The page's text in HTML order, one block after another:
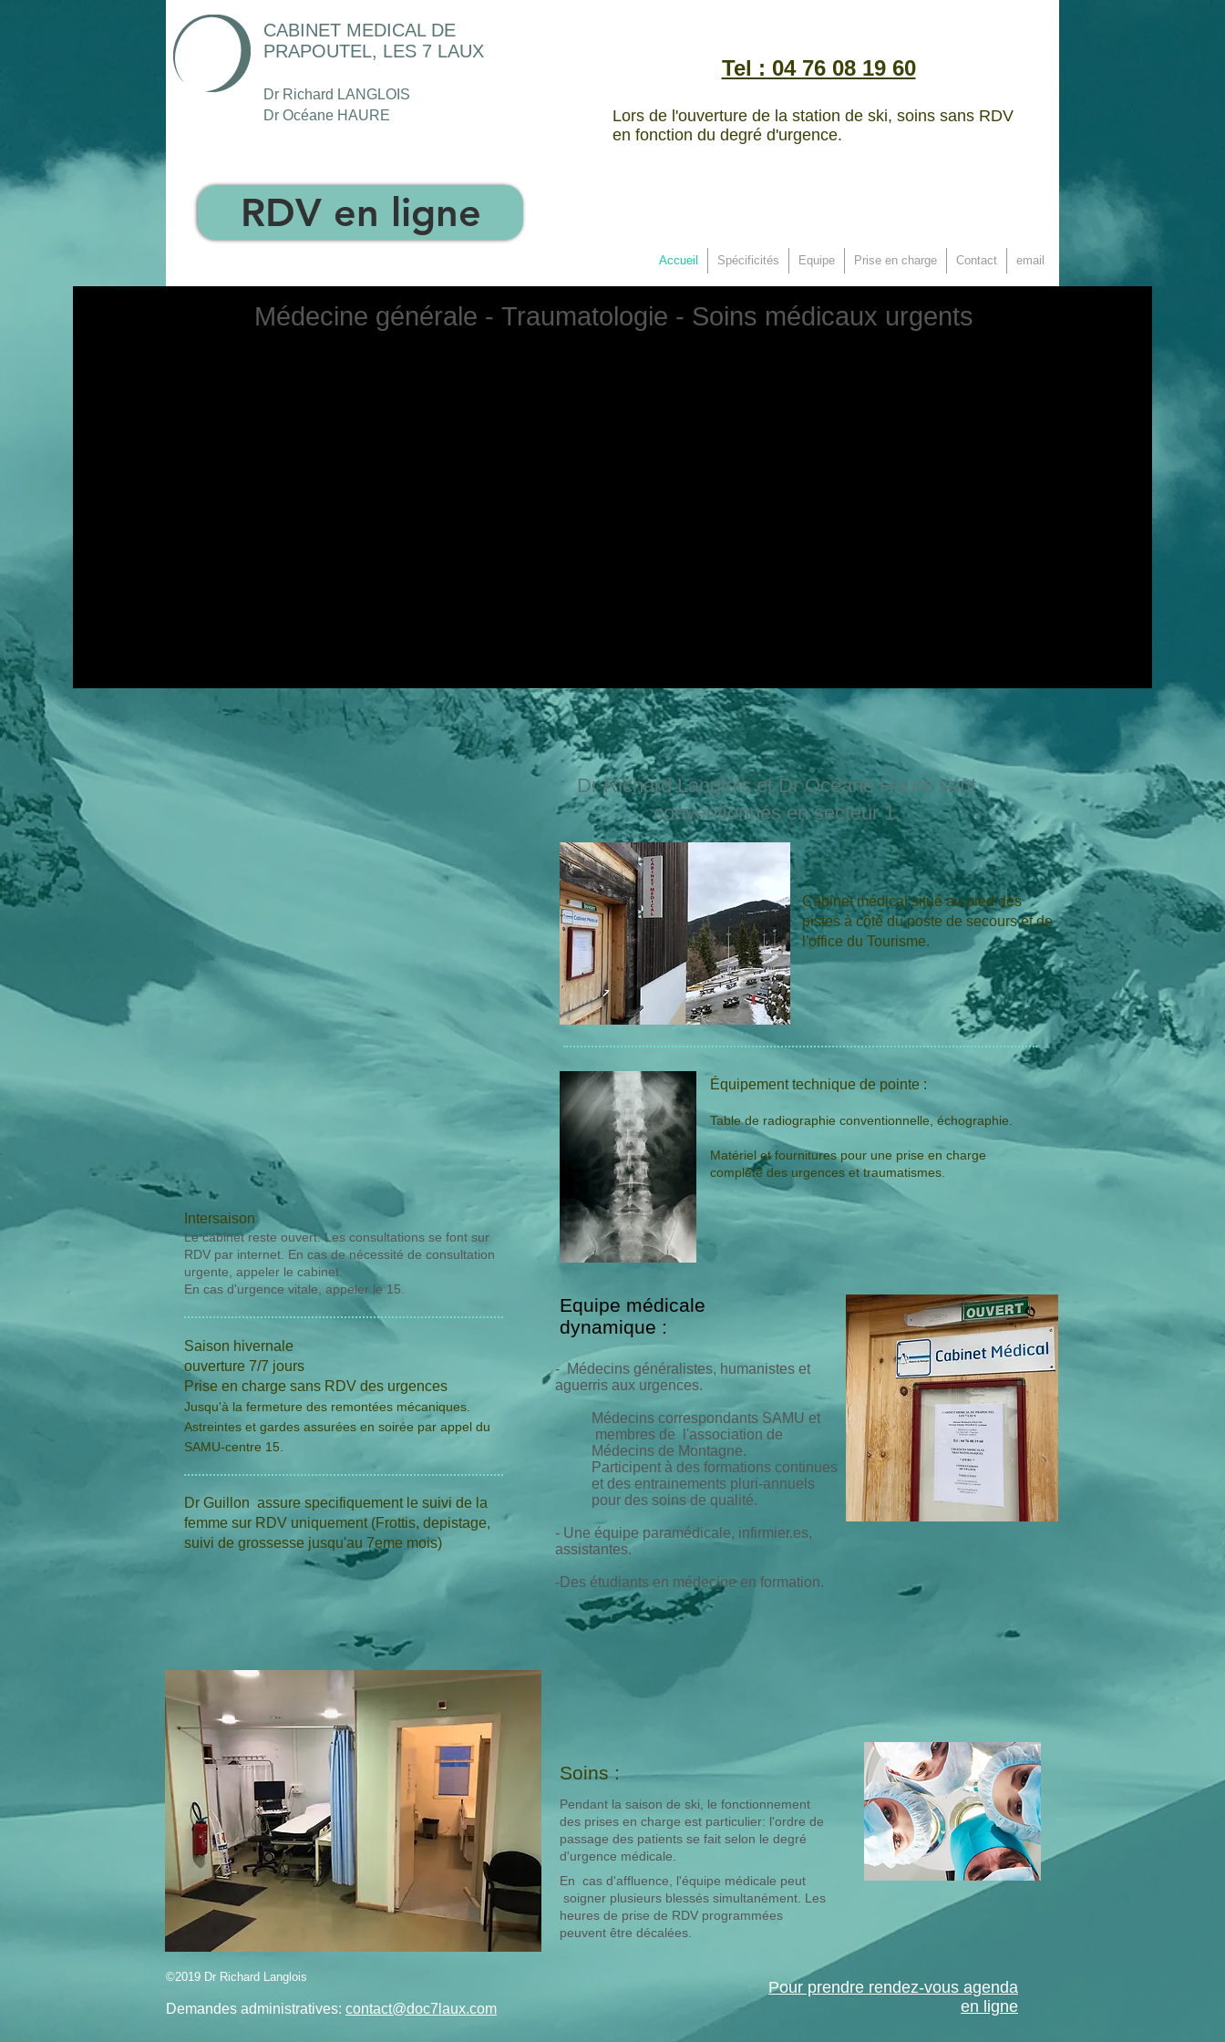
CABINET MEDICAL DE
PRAPOUTEL, LES 7 LAUX
Dr Richard LANGLOIS
Dr Océane HAURE
Tel : 04 76 08 19 60
Lors de l'ouverture de la station de ski, soins sans RDV
en fonction du degré d'urgence.
Accueil Spécificités Equipe Prise en charge Contact email
RDV en ligne
Médecine générale - Traumatologie - Soins médicaux urgents
Intersaison
Le cabinet reste ouvert. Les consultations se font sur
RDV par internet. En cas de nécessité de consultation
urgente, appeler le cabinet.
En cas d'urgence vitale, appeler le 15.
Saison hivernale
ouverture 7/7 jours
Prise en charge sans RDV des urgences
Jusqu'à la fermeture des remontées mécaniques.
Astreintes et gardes assurées en soirée par appel du
SAMU-centre 15.
Dr Guillon assure specifiquement le suivi de la
femme sur RDV uniquement (Frottis, depistage,
suivi de grossesse jusqu'au 7eme mois)
Dr Richard Langlois et Dr Océane Haure sont
conventionnés en secteur 1.
Cabinet médical situé au pied des
pistes à côté du poste de secours et de
l'office du Tourisme.
Équipement technique de pointe :
Table de radiographie conventionnelle, échographie.
Matériel et fournitures pour une prise en charge
complète des urgences et traumatismes.
Equipe médicale
dynamique :
- Médecins généralistes, humanistes et
aguerris aux urgences.
Médecins correspondants SAMU et
membres de l'association de
Médecins de Montagne.
Participent à des formations continues
et des entrainements pluri-annuels
pour des soins de qualité.
- Une équipe paramédicale, infirmier.es,
assistantes.
-Des étudiants en médecine en formation.
Soins :
Pendant la saison de ski, le fonctionnement
des prises en charge est particulier: l'ordre de
passage des patients se fait selon le degré
d'urgence médicale.
En cas d'affluence, l'équipe médicale peut
soigner plusieurs blessés simultanément. Les
heures de prise de RDV programmées
peuvent être décalées.
©2019 Dr Richard Langlois
Demandes administratives: contact@doc7laux.com
Pour prendre rendez-vous agenda
en ligne